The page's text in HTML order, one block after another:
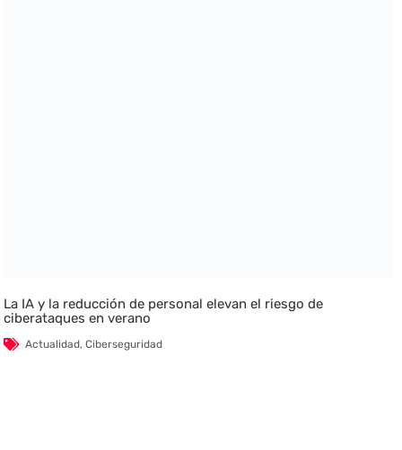
La IA y la reducción de personal elevan el riesgo de
ciberataques en verano
Actualidad,Ciberseguridad